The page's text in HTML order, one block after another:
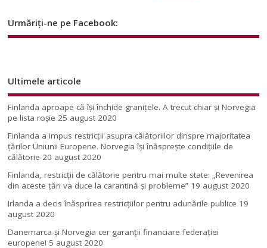
Urmăriți-ne pe Facebook:
Ultimele articole
Finlanda aproape că își închide granițele. A trecut chiar și Norvegia
pe lista roșie 25 august 2020
Finlanda a impus restricţii asupra călătoriilor dinspre majoritatea
ţărilor Uniunii Europene. Norvegia își înăsprește condițiile de
călătorie 20 august 2020
Finlanda, restricţii de călătorie pentru mai multe state: „Revenirea
din aceste ţări va duce la carantină şi probleme” 19 august 2020
Irlanda a decis înăsprirea restricțiilor pentru adunările publice 19
august 2020
Danemarca și Norvegia cer garanții financiare federației
europene! 5 august 2020